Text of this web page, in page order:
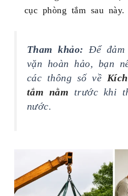
cục phòng tắm sau này.
Tham khảo: Để đảm
vặn hoàn hảo, bạn
các thông số về
tắm nằm trước khi
nước.